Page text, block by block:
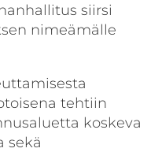
siirsi
nimeämälle
tehtiin
koskeva
sekä